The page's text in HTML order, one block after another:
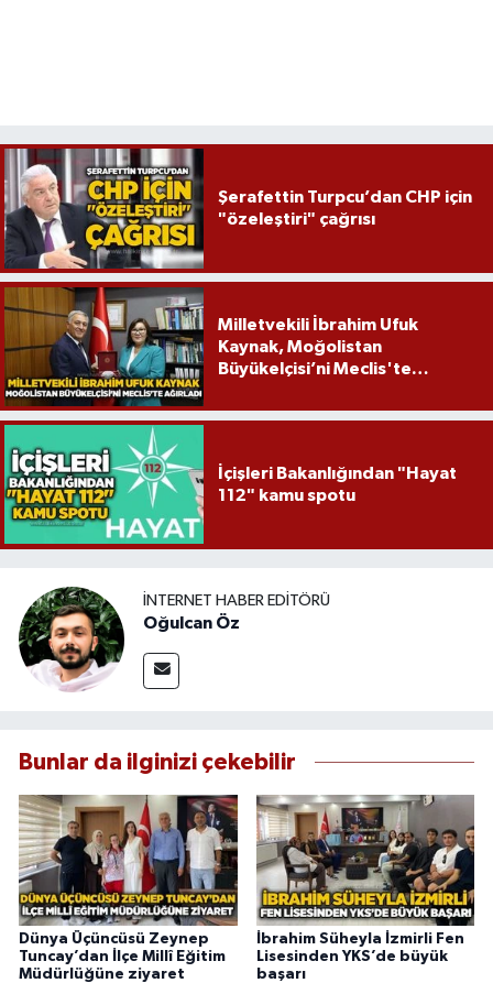
Şerafettin Turpcu’dan CHP için
"özeleştiri" çağrısı
Milletvekili İbrahim Ufuk
Kaynak, Moğolistan
Büyükelçisi’ni Meclis'te
İçişleri Bakanlığından "Hayat
112" kamu spotu
İNTERNET HABER EDITÖRÜ
Oğulcan Öz
Bunlar da ilginizi çekebilir
Dünya Üçüncüsü Zeynep
Tuncay’dan İlçe Millî Eğitim
Müdürlüğüne ziyaret
İbrahim Süheyla İzmirli Fen
Lisesinden YKS’de büyük
başarı